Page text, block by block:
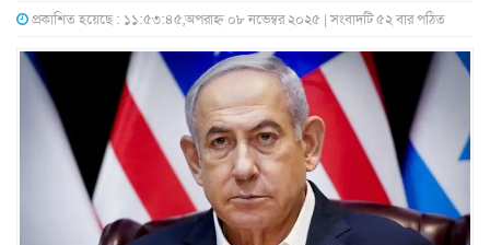
প্রকাশিত হয়েছে : ১১:৫৩:৪৫,অপরাহ্ন ০৮ নভেম্বর ২০২৫ | সংবাদটি ৫২ বার পঠিত